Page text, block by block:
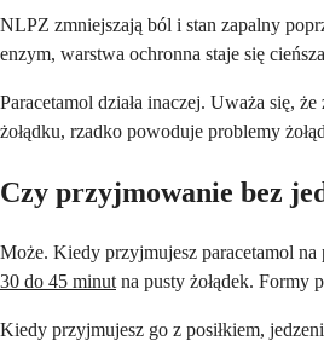
NLPZ zmniejszają ból i stan zapalny
enzym, warstwa ochronna staje się
Paracetamol działa inaczej. Uważa się,
żołądku, rzadko powoduje problemy
Czy przyjmowanie bez
Może. Kiedy przyjmujesz paracetamol na
30 do 45 minut na pusty żołądek. Formy
Kiedy przyjmujesz go z posiłkiem,